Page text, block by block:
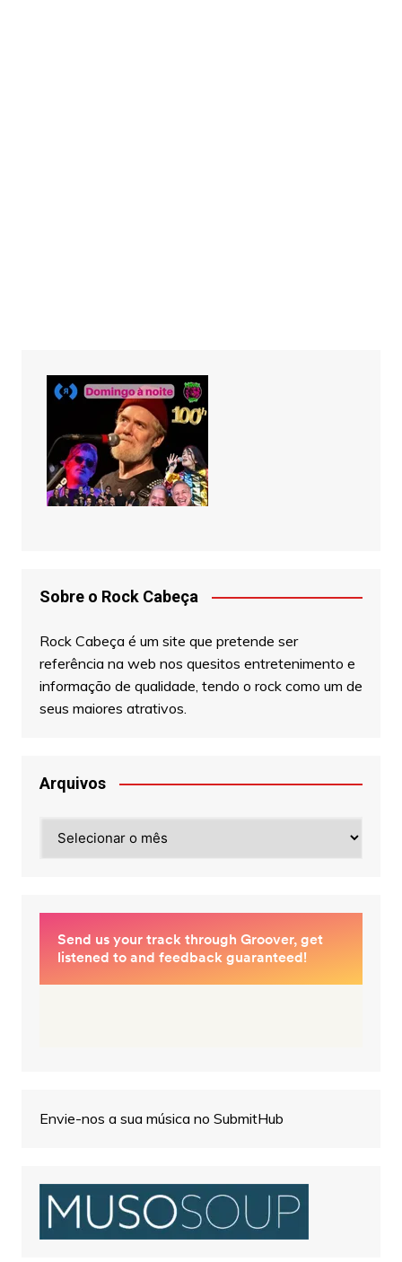
Sobre o Rock Cabeça
Rock Cabeça é um site que pretende ser
referência na web nos quesitos entretenimento e
informação de qualidade, tendo o rock como um de
seus maiores atrativos.
Arquivos
Envie-nos a sua música no SubmitHub